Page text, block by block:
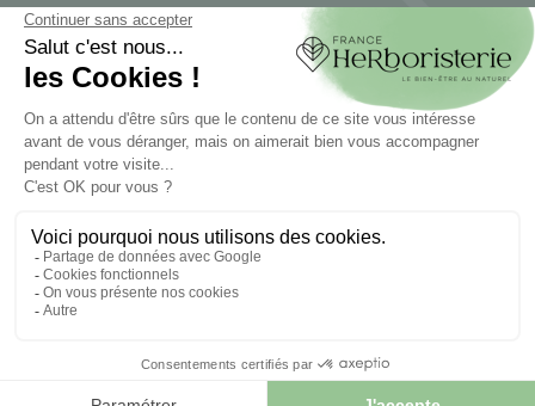
INFORMATIONS
Contactez-nous
Plan du site
Notre herboristerie
Livraison
MENTIONS LÉGALES
Conditions générales de vente